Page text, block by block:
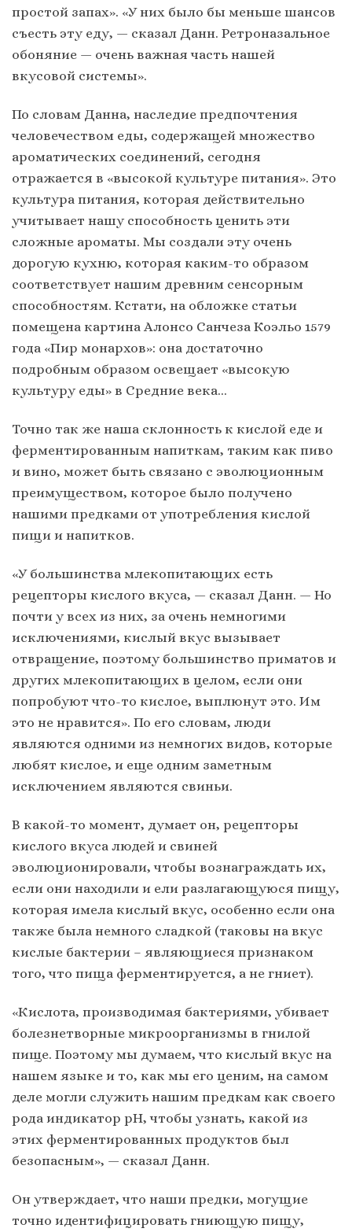
простой запах». «У них было бы меньше шансов
съесть эту еду, — сказал Данн. Ретроназальное
обоняние — очень важная часть нашей
вкусовой системы».
По словам Данна, наследие предпочтения
человечеством еды, содержащей множество
ароматических соединений, сегодня
отражается в «высокой культуре питания». Это
культура питания, которая действительно
учитывает нашу способность ценить эти
сложные ароматы. Мы создали эту очень
дорогую кухню, которая каким-то образом
соответствует нашим древним сенсорным
способностям. Кстати, на обложке статьи
помещена картина Алонсо Санчеза Коэльо 1579
года «Пир монархов»: она достаточно
подробным образом освещает «высокую
культуру еды» в Средние века…
Точно так же наша склонность к кислой еде и
ферментированным напиткам, таким как пиво
и вино, может быть связано с эволюционным
преимуществом, которое было получено
нашими предками от употребления кислой
пищи и напитков.
«У большинства млекопитающих есть
рецепторы кислого вкуса, — сказал Данн. — Но
почти у всех из них, за очень немногими
исключениями, кислый вкус вызывает
отвращение, поэтому большинство приматов и
других млекопитающих в целом, если они
попробуют что-то кислое, выплюнут это. Им
это не нравится». По его словам, люди
являются одними из немногих видов, которые
любят кислое, и еще одним заметным
исключением являются свиньи.
В какой-то момент, думает он, рецепторы
кислого вкуса людей и свиней
эволюционировали, чтобы вознаграждать их,
если они находили и ели разлагающуюся пищу,
которая имела кислый вкус, особенно если она
также была немного сладкой (таковы на вкус
кислые бактерии – являющиеся признаком
того, что пища ферментируется, а не гниет).
«Кислота, производимая бактериями, убивает
болезнетворные микроорганизмы в гнилой
пище. Поэтому мы думаем, что кислый вкус на
нашем языке и то, как мы его ценим, на самом
деле могли служить нашим предкам как своего
рода индикатор pH, чтобы узнать, какой из
этих ферментированных продуктов был
безопасным», — сказал Данн.
Он утверждает, что наши предки, могущие
точно идентифицировать гниющую пищу,